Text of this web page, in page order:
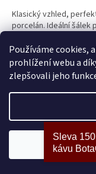
Používáme cookies,
prohlížení webu a
zlepšovali jeho
z
5
Klasický vzhled,
porcelán. Ideální šálek
Sleva
kávu